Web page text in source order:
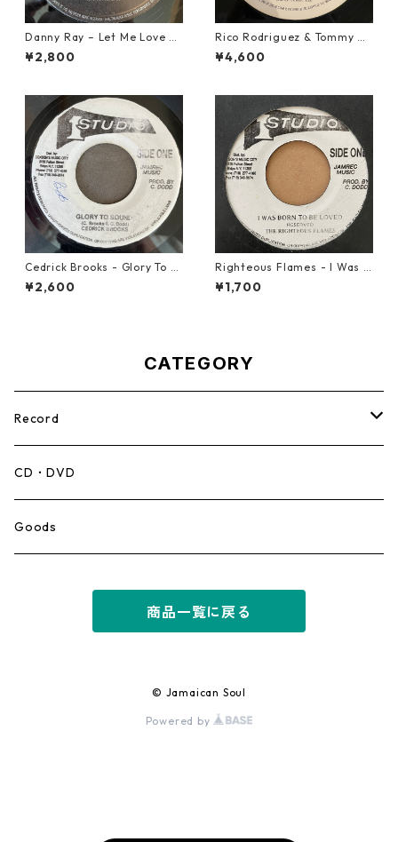
Danny Ray – Let Me Love Yo
u Tonight【12-30001】
¥2,800
Rico Rodriguez & Tommy Mc
Cook - Going West【7-2198
3】
¥4,600
Cedrick Brooks - Glory To S
ounds【7-21786】
¥2,600
Righteous Flames - I Was B
orn To Be Loved【7-21191】
¥1,700
CATEGORY
Record
Mento,Calypso,Ballad
Ska
CD・DVD
Goods
商品一覧に戻る
© Jamaican Soul
Powered by